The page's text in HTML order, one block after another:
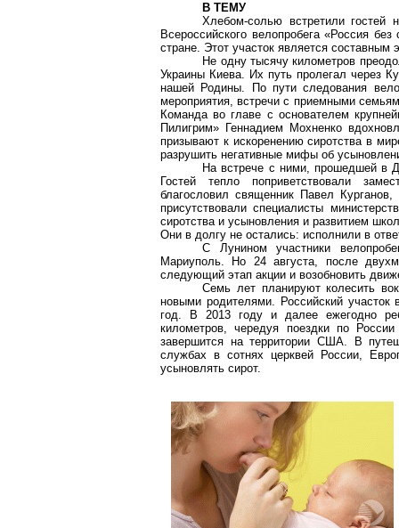
В ТЕМУ
Хлебом-солью встретили
Всероссийского велопробега «Россия
стране. Этот участок является составным
Не одну тысячу километров
Украины Киева. Их путь пролегал через
нашей Родины. По пути следования
мероприятия, встречи с приемными
Команда во главе с основателем
Пилигрим» Геннадием Мохненко
призывают к искоренению сиротства в
разрушить негативные мифы об
На встрече с ними, прошедшей в
Гостей тепло поприветствовали
благословил священник Павел
присутствовали специалисты
сиротства и усыновления и развитием
Они в долгу не остались: исполнили в
С Лунином участники
Мариуполь. Но 24 августа, после
следующий этап акции и возобновить
Семь лет планируют колесить
новыми родителями. Российский
год. В 2013 году и далее ежегодно
километров, чередуя поездки по
завершится на территории США. В
службах в сотнях церквей России,
усыновлять сирот.